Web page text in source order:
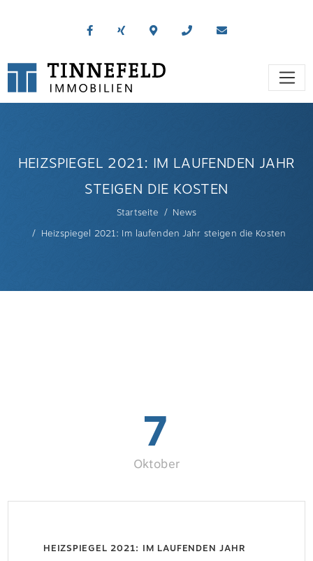
HEIZSPIEGEL 2021: IM LAUFENDEN JAHR
STEIGEN DIE KOSTEN
Startseite
News
Heizspiegel 2021: Im laufenden Jahr steigen die Kosten
7
Oktober
HEIZSPIEGEL 2021: IM LAUFENDEN JAHR